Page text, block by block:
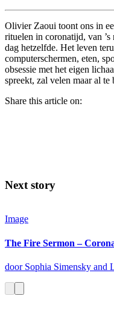
Olivier Zaoui toont ons in
rituelen in coronatijd, van ’s
dag hetzelfde. Het leven
computerschermen, eten,
obsessie met het eigen
spreekt, zal velen maar al
Share this article on:
Next story
Image
The Fire Sermon –
door Sophia Simensky and